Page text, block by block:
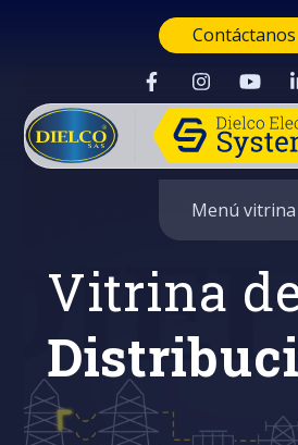
Contáctanos
Menú vitrina
Vitrina